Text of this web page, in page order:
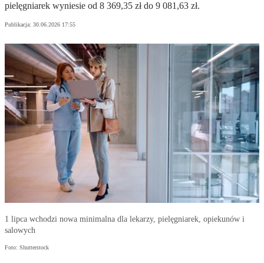
pielęgniarek wyniesie od 8 369,35 zł do 9 081,63 zł.
Publikacja: 30.06.2026 17:55
1 lipca wchodzi nowa minimalna dla lekarzy, pielęgniarek, opiekunów i
salowych
Foto: Shutterstock